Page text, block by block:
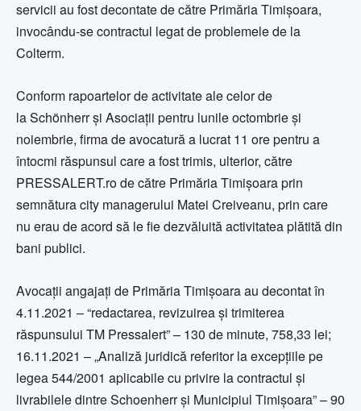
servicii au fost decontate de către Primăria Timișoara,
invocându-se contractul legat de problemele de la
Colterm.
Conform rapoartelor de activitate ale celor de
la Schönherr și Asociații pentru lunile octombrie și
noiembrie, firma de avocatură a lucrat 11 ore pentru a
întocmi răspunsul care a fost trimis, ulterior, către
PRESSALERT.ro de către Primăria Timișoara prin
semnătura city managerului Matei Creiveanu, prin care
nu erau de acord să le fie dezvăluită activitatea plătită din
bani publici.
Avocații angajați de Primăria Timișoara au decontat în
4.11.2021 – “redactarea, revizuirea și trimiterea
răspunsului TM Pressalert” – 130 de minute, 758,33 lei;
16.11.2021 – „Analiză juridică referitor la excepțiile pe
legea 544/2001 aplicabile cu privire la contractul și
livrabilele dintre Schoenherr și Municipiul Timișoara” – 90